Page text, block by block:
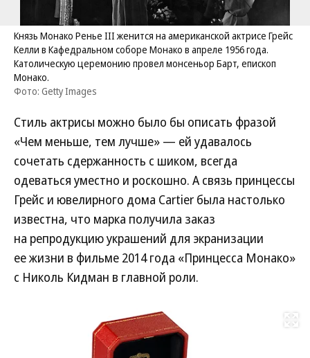
Князь Монако Ренье III женится на американской актрисе Грейс
Келли в Кафедральном соборе Монако в апреле 1956 года.
Католическую церемонию провел монсеньор Барт, епископ
Монако.
Фото: Getty Images
Стиль актрисы можно было бы описать фразой
«Чем меньше, тем лучше» — ей удавалось
сочетать сдержанность с шиком, всегда
одеваться уместно и роскошно. А связь принцессы
Грейс и ювелирного дома Cartier была настолько
известна, что марка получила заказ
на репродукцию украшений для экранизации
ее жизни в фильме 2014 года «Принцесса Монако»
с Николь Кидман в главной роли.